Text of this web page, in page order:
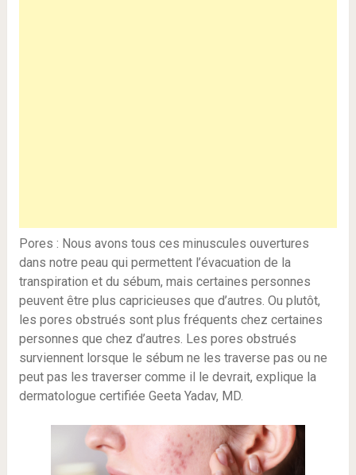
Pores : Nous avons tous ces minuscules ouvertures
dans notre peau qui permettent l’évacuation de la
transpiration et du sébum, mais certaines personnes
peuvent être plus capricieuses que d’autres. Ou plutôt,
les pores obstrués sont plus fréquents chez certaines
personnes que chez d’autres. Les pores obstrués
surviennent lorsque le sébum ne les traverse pas ou ne
peut pas les traverser comme il le devrait, explique la
dermatologue certifiée Geeta Yadav, MD.